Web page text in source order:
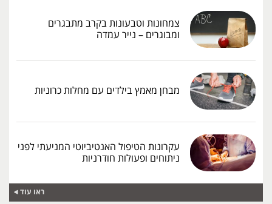
צמחונות וטבעונות בקרב מתבגרים
ומבוגרים – נייר עמדה
מבחן מאמץ בילדים עם מחלות כרוניות
עקרונות הטיפול האנטיביוטי המניעתי לפני
ניתוחים ופעולות חודרניות
ראו עוד